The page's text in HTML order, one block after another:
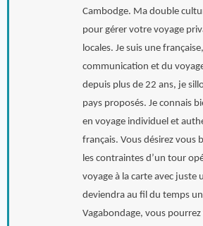
Cambodge. Ma double
pour gérer votre voyage
locales. Je suis une
communication et du
depuis plus de 22 ans, je
pays proposés. Je connais
en voyage individuel et
français. Vous désirez vous
les contraintes d’un tour
voyage à la carte avec juste
deviendra au fil du temps
Vagabondage, vous